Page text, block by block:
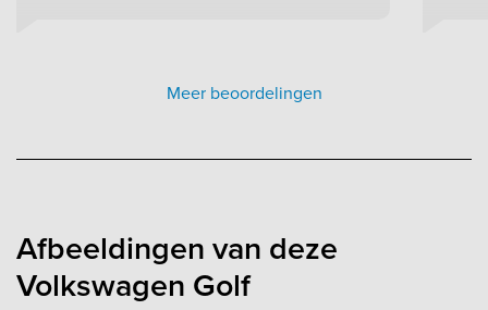
Meer beoordelingen
Afbeeldingen van deze
Volkswagen Golf